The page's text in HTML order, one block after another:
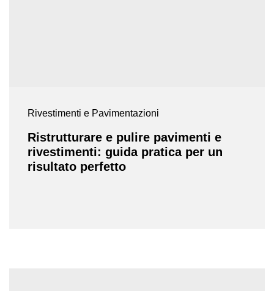
Rivestimenti e Pavimentazioni
Ristrutturare e pulire pavimenti e
rivestimenti: guida pratica per un
risultato perfetto